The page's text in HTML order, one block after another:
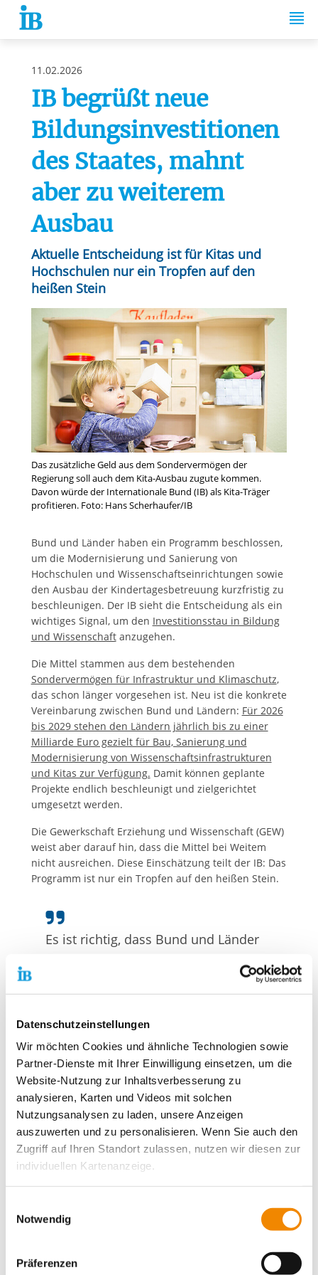
Datenschutzeinstellungen
Wir möchten Cookies und ähnliche Technologien sowie
Partner-Dienste mit Ihrer Einwilligung einsetzen, um die
Website-Nutzung zur Inhaltsverbesserung zu
analysieren, Karten und Videos mit solchen
Nutzungsanalysen zu laden, unsere Anzeigen
auszuwerten und zu personalisieren. Wenn Sie auch den
Zugriff auf Ihren Standort zulassen, nutzen wir diesen zur
individuellen Kartenanzeige.
unsere Partner Daten wie Ihre IP-Adresse und
verarbeiten diese zusammen mit Daten von anderen
Websites. Die Partner erkennen mitunter auch, wenn Sie
zum Website-Besuch verschiedene Geräte verwenden,
Notwendig
Präferenzen
Springe zum Inhalt
11.02.2026
IB begrüßt neue
Bildungsinvestitionen
des Staates, mahnt
aber zu weiterem
Ausbau
Aktuelle Entscheidung ist für Kitas und
Hochschulen nur ein Tropfen auf den
heißen Stein
Das zusätzliche Geld aus dem Sondervermögen der
Regierung soll auch dem Kita-Ausbau zugute kommen.
Davon würde der Internationale Bund (IB) als Kita-Träger
profitieren. Foto: Hans Scherhaufer/IB
Bund und Länder haben ein Programm beschlossen,
um die Modernisierung und Sanierung von
Hochschulen und Wissenschaftseinrichtungen sowie
den Ausbau der Kindertagesbetreuung kurzfristig zu
beschleunigen. Der IB sieht die Entscheidung als ein
wichtiges Signal, um den Investitionsstau in Bildung
und Wissenschaftanzugehen.
Die Mittel stammen aus dem bestehenden
Sondervermögen für Infrastruktur und Klimaschutz,
das schon länger vorgesehen ist. Neu ist die konkrete
Vereinbarung zwischen Bund und Ländern: Für 2026
bis 2029 stehen den Ländern jährlich bis zu einer
Milliarde Euro gezielt für Bau, Sanierung und
Modernisierung von Wissenschaftsinfrastrukturen
und Kitas zur Verfügung. Damit können geplante
Projekte endlich beschleunigt und zielgerichtet
umgesetzt werden.
Die Gewerkschaft Erziehung und Wissenschaft (GEW)
weist aber darauf hin, dass die Mittel bei Weitem
nicht ausreichen. Diese Einschätzung teilt der IB: Das
Programm ist nur ein Tropfen auf den heißen Stein.
Es ist richtig, dass Bund und Länder
angehen. Die Entscheidung ist längst
überfällig. Gleichzeitig wissen wir aus
Schulen und Kitas seit Jahren, was
passiert, wenn notwendige
Investitionen aufgeschoben werden:
marode Gebäude, fehlende
Ausstattung und schwierige
Arbeitsbedingungen. Mit einmaligen
Programmen allein lässt sich dieser
Der IB appelliert daher an Bund und Länder, die